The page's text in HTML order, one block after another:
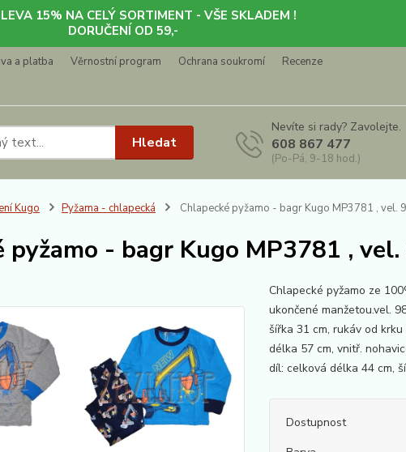
15% NA CELÝ SORTIMENT - VŠE SKLADEM !
DORUČENÍ OD 59,-
a platba Věrnostní program Ochrana soukromí
Recenze
Hledat
Nevíte si rady? Zavolejte.
608 867 477
(Po-Pá, 9-18 hod.)
Kugo Pyžama - chlapecká Chlapecké pyžamo - bagr Kugo MP3781 , vel.
pyžamo - bagr Kugo MP3781 ,
Chlapecké pyžamo ze
ukončené
šířka 31 cm, rukáv
délka 57 cm, vnitř.
díl: celková délka 44 cm,
Dostupnost